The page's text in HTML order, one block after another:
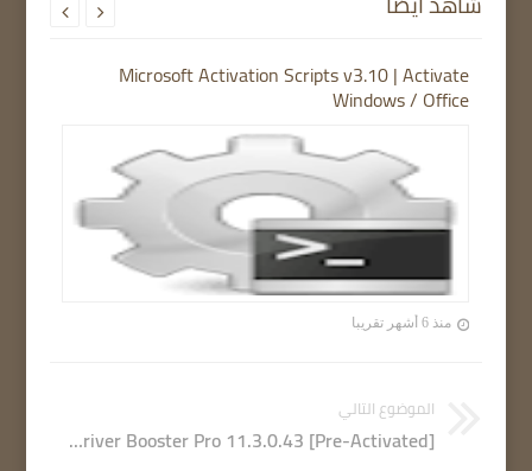
Microsoft Activation Scripts v3.10 | Activate
Windows / Office
منذ 6 أشهر تقريبا
 
الموضوع التالي
IObit Driver Booster Pro 11.3.0.43 [Pre-Activated]